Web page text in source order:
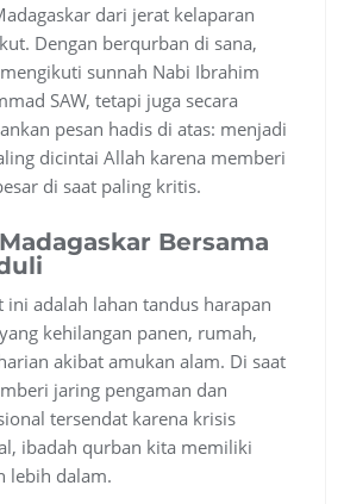
dari jerat kelaparan
Dengan berqurban di sana,
sunnah Nabi Ibrahim
SAW, tetapi juga secara
pesan hadis di atas: menjadi
dicintai Allah karena memberi
di saat paling kritis.
Bersama
ini adalah lahan tandus harapan
kehilangan panen, rumah,
akibat amukan alam. Di saat
jaring pengaman dan
tersendat karena krisis
ibadah qurban kita memiliki
lebih dalam.